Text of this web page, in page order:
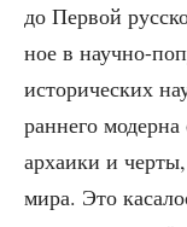
до Пер­вой
ное в науч­но-
исто­ри­че­ских
ран­не­го
арха­и­ки и
мира. Это